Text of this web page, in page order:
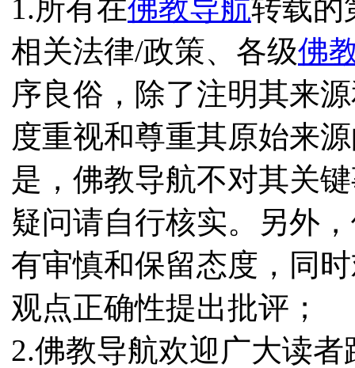
1.所有在佛教导航转载的
相关法律/政策、各级佛
序良俗，除了注明其来
度重视和尊重其原始来
是，佛教导航不对其关
疑问请自行核实。另外
有审慎和保留态度，同
观点正确性提出批评；
2.佛教导航欢迎广大读